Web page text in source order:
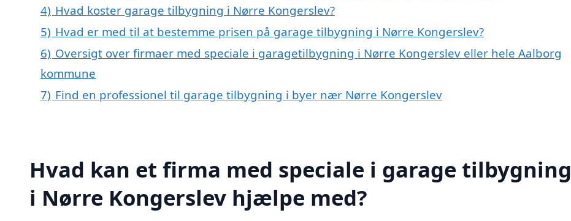
4) Hvad koster garage tilbygning i Nørre Kongerslev?
5) Hvad er med til at bestemme prisen på garage tilbygning i Nørre Kongerslev?
6) Oversigt over firmaer med speciale i garagetilbygning i Nørre Kongerslev eller hele Aalborg
kommune
7) Find en professionel til garage tilbygning i byer nær Nørre Kongerslev
Hvad kan et firma med speciale i garage tilbygning
i Nørre Kongerslev hjælpe med?